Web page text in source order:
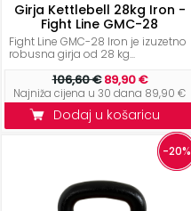
Girja Kettlebell 28kg Iron -
Fight Line GMC-28
Fight Line GMC-28 Iron je izuzetno
robusna girja od 28 kg...
106,60 €89,90 €
Najniža cijena u 30 dana 89,90 €
Dodaj u košaricu
-20%